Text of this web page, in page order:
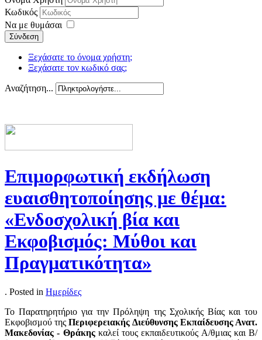
Κωδικός
Να με θυμάσαι
Σύνδεση
Ξεχάσατε το όνομα χρήστη;
Ξεχάσατε τον κωδικό σας;
Αναζήτηση...
Επιμορφωτική εκδήλωση
ευαισθητοποίησης με θέμα:
«Ενδοσχολική βία και
Εκφοβισμός: Μύθοι και
Πραγματικότητα»
. Posted in Ημερίδες
Το Παρατηρητήριο για την Πρόληψη της Σχολικής Βίας και του
Εκφοβισμού τηςΠεριφερειακής Διεύθυνσης Εκπαίδευσης Ανατ.
Μακεδονίας - Θράκηςκαλεί τους εκπαιδευτικούς Α/θμιας και Β/